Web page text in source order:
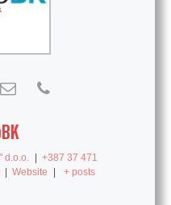
d.o.o.
+387 37 471
Website + posts